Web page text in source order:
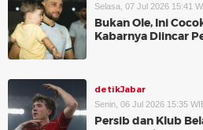
Selasa, 07 Jul 2026 15:41
Bukan Ole, Ini
Kabarnya Diincar
detikJabar
Senin, 06 Jul 2026 15:35
Persib dan Klub